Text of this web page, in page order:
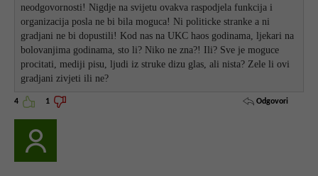
neodgovornosti! Nigdje na svijetu ovakva raspodjela funkcija i
organizacija posla ne bi bila moguca! Ni politicke stranke a ni
gradjani ne bi dopustili! Kod nas na UKC haos godinama, ljekari na
bolovanjima godinama, sto li? Niko ne zna?! Ili? Sve je moguce
procitati, mediji pisu, ljudi iz struke dizu glas, ali nista? Zele li ovi
gradjani zivjeti ili ne?
4 1 Odgovori